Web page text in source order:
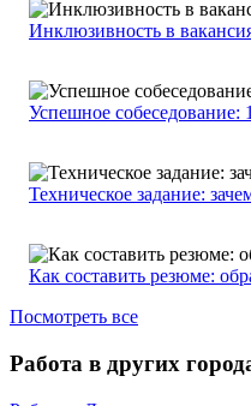
Инклюзивность в
Успешное собеседование:
Техническое задание:
Как составить резюме:
Посмотреть все
Работа в других